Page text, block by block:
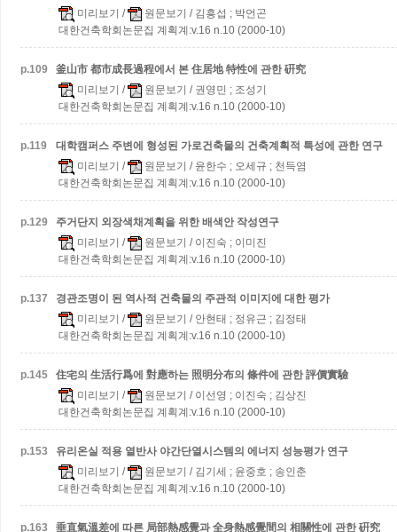
미리보기 / 원문보기 / 김흥섭 ; 박언곤
대한건축학회논문집 계획계:v.16 n.10 (2000-10)
p.109
釜山市 都市成長過程에서 본 住居地 特性에 관한 硏究
미리보기 / 원문보기 / 권영민 ; 조성기
대한건축학회논문집 계획계:v.16 n.10 (2000-10)
p.119
대학캠퍼스 주변에 형성된 가로건축물의 건축계획적 특성에 관한 연구
미리보기 / 원문보기 / 윤한수 ; 오세규 ; 천득염
대한건축학회논문집 계획계:v.16 n.10 (2000-10)
p.129
주거단지 외장색채계획을 위한 배색안 작성연구
미리보기 / 원문보기 / 이진숙 ; 이미진
대한건축학회논문집 계획계:v.16 n.10 (2000-10)
p.137
경관조명이 된 역사적 건축물의 주관적 이미지에 대한 평가
미리보기 / 원문보기 / 안현태 ; 정유근 ; 김정태
대한건축학회논문집 계획계:v.16 n.10 (2000-10)
p.145
住宅의 生活行爲에 對應하는 照明分布의 條件에 관한 評價實驗
미리보기 / 원문보기 / 이선영 ; 이진숙 ; 김상진
대한건축학회논문집 계획계:v.16 n.10 (2000-10)
p.153
유리온실 적용 열반사 야간단열시스템의 에너지 성능평가 연구
미리보기 / 원문보기 / 김기세 ; 윤중호 ; 송인춘
대한건축학회논문집 계획계:v.16 n.10 (2000-10)
p.163
垂直氣溫差에 따른 局部熱感覺과 全身熱感覺間의 相關性에 관한 硏究